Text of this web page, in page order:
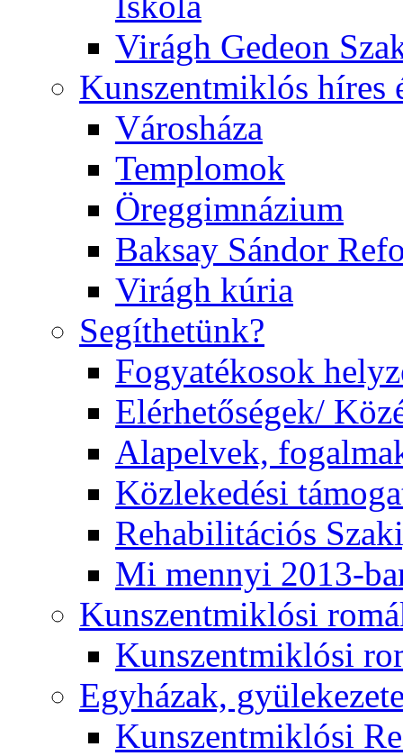
Virágh Gedeon
Kunszentmiklós híres
Városháza
Templomok
Öreggimnázium
Baksay Sándor
Virágh kúria
Segíthetünk?
Fogyatékosok
Elérhetőségek/
Alapelvek,
Közlekedési
Rehabilitációs
Mi mennyi 2013-
Kunszentmiklósi
Kunszentmiklósi
Egyházak,
Kunszentmiklósi